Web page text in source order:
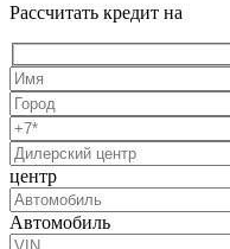
Рассчитать кредит на
центр
Автомобиль